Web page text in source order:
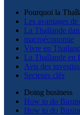
Pourquoi la
Les avantages
La Thaïlande
macroéconomie
Vivre en
La Thaîlande en
Avis des
Secteurs clés
Doing business
How to do
How to do